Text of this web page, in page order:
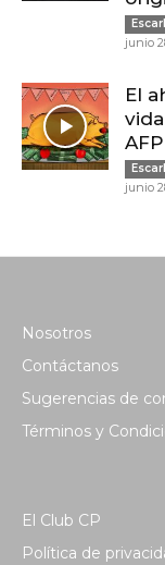
junio
El
junio
Nosotros
Contáctanos
Sugerencias de
Términos y
El Club CP
Política de